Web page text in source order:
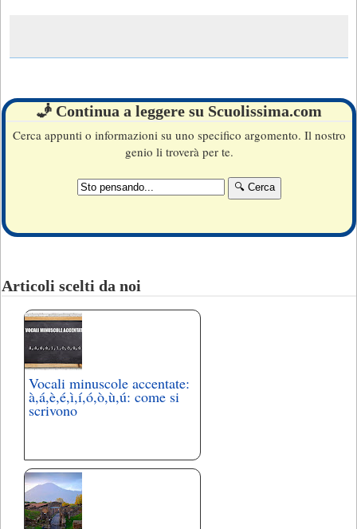
🧞 Continua a leggere su Scuolissima.com
Cerca appunti o informazioni su uno specifico argomento. Il nostro
genio li troverà per te.
Articoli scelti da noi
Vocali minuscole accentate:
à,á,è,é,ì,í,ó,ò,ù,ú: come si
scrivono